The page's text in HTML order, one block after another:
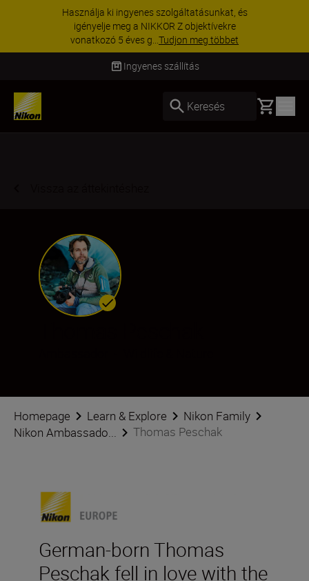
KIEGÉSZÍTŐKRE VONATKOZÓ AKCIÓ | 15%
kedvezmény kiválasztott kiegészítőkre –
egészítse ki még ma a fe...Vásároljon most
Szállítás 2–4 munkanapon belül
Keresés Basket
Homepage Learn & Explore
Nikon Family
Nikon Ambassado...
Thomas Peschak
German-born Thomas
Peschak fell in love with the